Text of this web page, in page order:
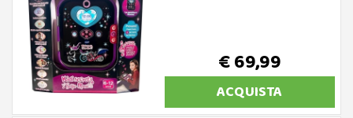
€ 69,99
ACQUISTA